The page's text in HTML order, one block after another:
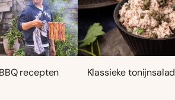
recepten
Klassieke